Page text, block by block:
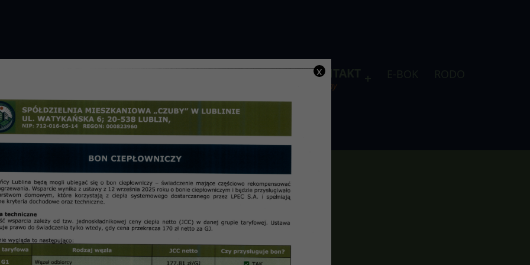
PRZETARGI OSIEDLA KONTAKT
telefony
x